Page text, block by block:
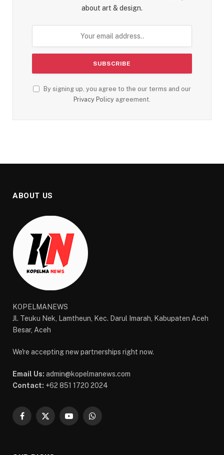
about art & design.
By signing up, you agree to the our terms and our
Privacy Policy agreement.
ABOUT US
KOPELMANEWS
Jl. Teuku Nek, Lamtheun, Kec. Darul Imarah, Kabupaten Aceh
Besar, Aceh
We're accepting new partnerships right now.
Email Us: admin@kopelmanews.com
Contact: +62 851 1720 2024
Facebook
X
YouTubeWhatsApp